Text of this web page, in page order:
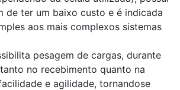
de ter um baixo custo e é indicada
aos mais complexos sistemas
pesagem de cargas, durante
no recebimento quanto na
e agilidade, tornandose